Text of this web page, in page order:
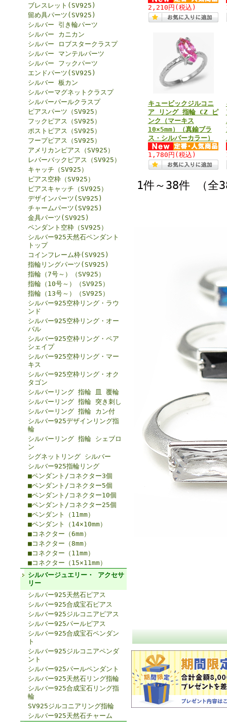
ブレスレット(SV925)
留め具パーツ(SV925)
シルバー 引き輪パーツ
シルバー カニカン
シルバー ロブスタークラスプ
シルバー マンテルパーツ
シルバー フックパーツ
エンドパーツ(SV925)
シルバー 板カン
シルバーマグネットクラスプ
シルバーパールクラスプ
ピアスパーツ（SV925）
フックピアス（SV925）
ポストピアス（SV925）
フープピアス（SV925）
アメリカンピアス（SV925）
レバーバックピアス（SV925）
キャッチ（SV925）
ピアス空枠（SV925）
ピアスキャッチ（SV925）
デザインパーツ(SV925)
チャームパーツ(SV925)
金具パーツ(SV925)
ペンダント空枠（SV925）
シルバー925天然石ペンダント
トップ
コインフレーム枠(SV925)
指輪リングパーツ(SV925)
指輪（7号～）（SV925）
指輪（10号～）（SV925）
指輪（13号～）（SV925）
シルバー925空枠リング・ラウ
ンド
シルバー925空枠リング・オー
バル
シルバー925空枠リング・ペア
シェイプ
シルバー925空枠リング・マー
キス
シルバー925空枠リング・オク
タゴン
シルバーリング 指輪 皿 覆輪
シルバーリング 指輪 突き刺し
シルバーリング 指輪 カン付
シルバー925デザインリング指
輪
シルバーリング 指輪 シェブロ
ン
シグネットリング シルバー
シルバー925指輪リング
■ペンダント/コネクター3個
■ペンダント/コネクター5個
■ペンダント/コネクター10個
■ペンダント/コネクター25個
■ペンダント（11mm）
■ペンダント（14×10mm）
■コネクター（6mm）
■コネクター（8mm）
■コネクター（11mm）
■コネクター（15×11mm）
シルバージュエリー・ アクセサ
リー
シルバー925天然石ピアス
シルバー925合成宝石ピアス
シルバー925ジルコニアピアス
シルバー925パールピアス
シルバー925合成宝石ペンダン
ト
シルバー925ジルコニアペンダ
ント
シルバー925パールペンダント
シルバー925天然石リング指輪
シルバー925合成宝石リング指
輪
SV925ジルコニアリング指輪
シルバー925天然石チャーム
2,210円 (税込)
キュービックジルコニ
ア リング 指輪 CZ ピ
ンク（マーキス
10×5mm）（真鍮ブラ
ス・シルバーカラー）
1,780円 (税込)
1件～38件 （全